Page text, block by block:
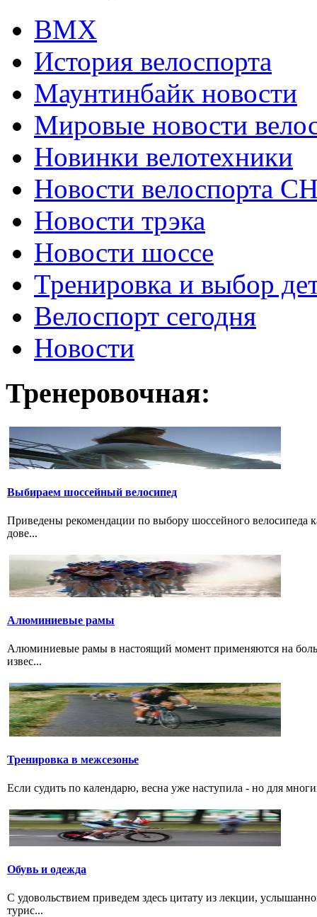
ВМХ
История велоспорта
Маунтинбайк новости
Мировые новости
Новинки велотехники
Новости велоспорта
Новости трэка
Новости шоссе
Тренировка и выбор
Велоспорт сегодня
Новости
Тренеровочная:
Выбираем шосcейный велосипед
Приведены рекомендации по выбору шоссейного велосипеда
дове...
Алюминиевые рамы
Алюминиевые рамы в настоящий момент применяются на
извес...
Тренировка в межсезонье
Если судить по календарю, весна уже наступила - но для
Обувь и одежда
С удовольствием приведем здесь цитату из лекции,
турис...